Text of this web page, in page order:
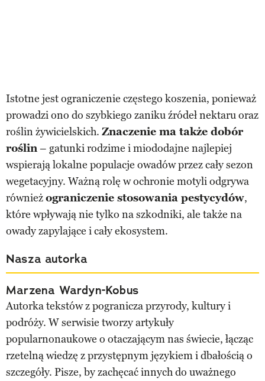
Istotne jest ograniczenie częstego koszenia, ponieważ
prowadzi ono do szybkiego zaniku źródeł nektaru oraz
roślin żywicielskich. Znaczenie ma także dobór
roślin– gatunki rodzime i miododajne najlepiej
wspierają lokalne populacje owadów przez cały sezon
wegetacyjny. Ważną rolę w ochronie motyli odgrywa
równieżograniczenie stosowania pestycydów,
które wpływają nie tylko na szkodniki, ale także na
owady zapylające i cały ekosystem.
Nasza autorka
Marzena Wardyn-Kobus
Autorka tekstów z pogranicza przyrody, kultury i
podróży. W serwisie tworzy artykuły
popularnonaukowe o otaczającym nas świecie, łącząc
rzetelną wiedzę z przystępnym językiem i dbałością o
szczegóły. Pisze, by zachęcać innych do uważnego